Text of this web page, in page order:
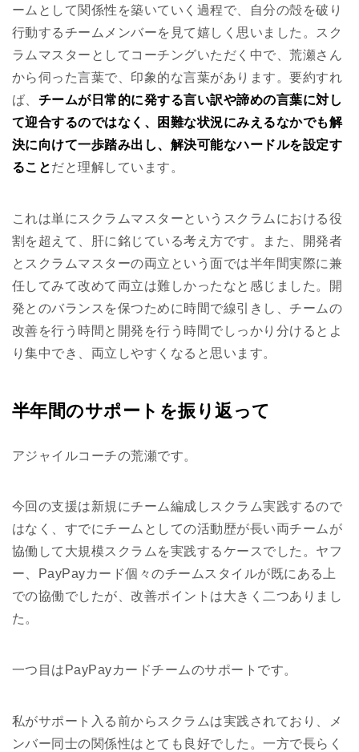
ームとして関係性を築いていく過程で、自分の殻を破り
行動するチームメンバーを見て嬉しく思いました。スク
ラムマスターとしてコーチングいただく中で、荒瀬さん
から伺った言葉で、印象的な言葉があります。要約すれ
ば、 チームが日常的に発する言い訳や諦めの言葉に対し
て迎合するのではなく、困難な状況にみえるなかでも解
決に向けて一歩踏み出し、解決可能なハードルを設定す
ることだと理解しています。
これは単にスクラムマスターというスクラムにおける役
割を超えて、肝に銘じている考え方です。また、開発者
とスクラムマスターの両立という面では半年間実際に兼
任してみて改めて両立は難しかったなと感じました。開
発とのバランスを保つために時間で線引きし、チームの
改善を行う時間と開発を行う時間でしっかり分けるとよ
り集中でき、両立しやすくなると思います。
半年間のサポートを振り返って
アジャイルコーチの荒瀬です。
今回の支援は新規にチーム編成しスクラム実践するので
はなく、すでにチームとしての活動歴が長い両チームが
協働して大規模スクラムを実践するケースでした。ヤフ
ー、PayPayカード個々のチームスタイルが既にある上
での協働でしたが、改善ポイントは大きく二つありまし
た。
一つ目はPayPayカードチームのサポートです。
私がサポート入る前からスクラムは実践されており、メ
ンバー同士の関係性はとても良好でした。一方で長らく